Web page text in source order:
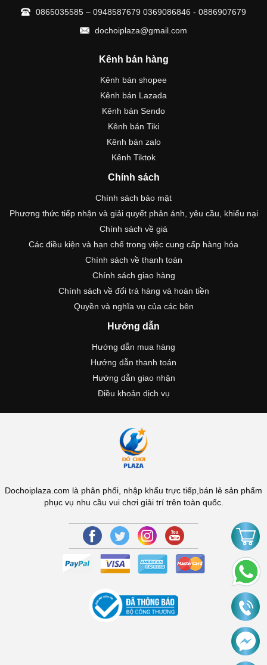
0865035585 – 0948587679 0369086846 - 0886907679
dochoiplaza@gmail.com
Kênh bán hàng
Kênh bán shopee
Kênh bán Lazada
Kênh bán Sendo
Kênh bán Tiki
Kênh bán zalo
Kênh Tiktok
Chính sách
Chính sách bảo mật
Phương thức tiếp nhận và giải quyết phản ánh, yêu cầu, khiếu nại
Chính sách về giá
Các điều kiện và hạn chế trong việc cung cấp hàng hóa
Chính sách về thanh toán
Chính sách giao hàng
Chính sách về đổi trả hàng và hoàn tiền
Quyền và nghĩa vụ của các bên
Hướng dẫn
Hướng dẫn mua hàng
Hướng dẫn thanh toán
Hướng dẫn giao nhận
Điều khoản dịch vụ
Dochoiplaza.com là phân phối, nhập khẩu trực tiếp,bán lẻ sản phẩm
phục vụ nhu cầu vui chơi giải trí trên toàn quốc.